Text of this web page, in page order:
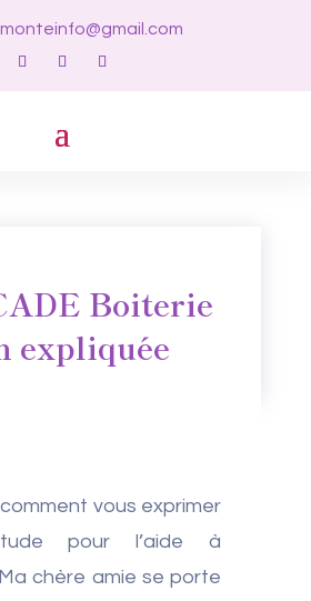
Boiterie
expliquée
vous exprimer
pour l’aide à
chère amie se porte